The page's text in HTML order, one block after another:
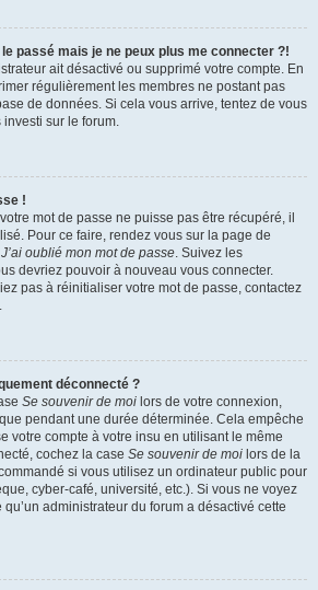
passé mais je ne peux plus me connecter ?!
ait désactivé ou supprimé votre compte. En
régulièrement les membres ne postant pas
de données. Si cela vous arrive, tentez de vous
sur le forum.
!
mot de passe ne puisse pas être récupéré, il
Pour ce faire, rendez vous sur la page de
J’ai oublié mon mot de passe. Suivez les
devriez pouvoir à nouveau vous connecter.
pas à réinitialiser votre mot de passe, contactez
déconnecté ?
Se souvenir de moi lors de votre connexion,
pendant une durée déterminée. Cela empêche
votre compte à votre insu en utilisant le même
cochez la case Se souvenir de moi lors de la
si vous utilisez un ordinateur public pour
cyber-café, université, etc.). Si vous ne voyez
administrateur du forum a désactivé cette